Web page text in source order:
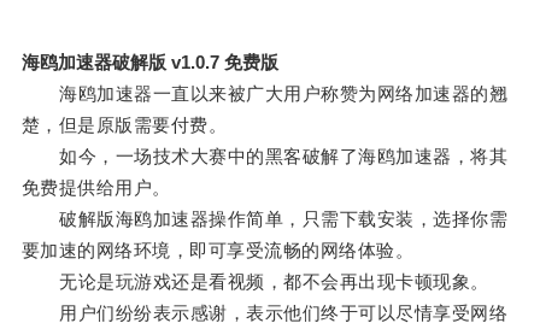
海鸥加速器破解版 v1.0.7 免费版
海鸥加速器一直以来被广大用户称赞为网络加速器的翘
楚，但是原版需要付费。
如今，一场技术大赛中的黑客破解了海鸥加速器，将其
免费提供给用户。
破解版海鸥加速器操作简单，只需下载安装，选择你需
要加速的网络环境，即可享受流畅的网络体验。
无论是玩游戏还是看视频，都不会再出现卡顿现象。
用户们纷纷表示感谢，表示他们终于可以尽情享受网络